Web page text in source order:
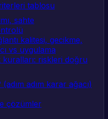
tablosu
sahte
kalitesi, gecikme,
vs uygulama
riskleri doğru
adım karar ağacı)
çözümler